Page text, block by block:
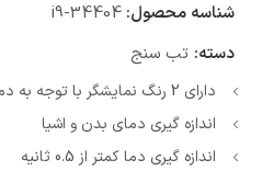
شناسه محصول: i9-34404
دسته: تب سنج
دارای 2 رنگ نمایشگر با توجه به دما
اندازه گیری دمای بدن و اشیا
اندازه گیری دما کمتر از 0.5 ثانیه